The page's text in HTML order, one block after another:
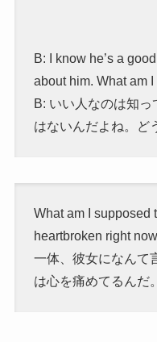
B: I know he’s a
about him. What am
B: いい人なのは知
はないんだよね。ど
What am I supposed
heartbroken right
一体、彼女になんて
は心を痛めてるんだ。